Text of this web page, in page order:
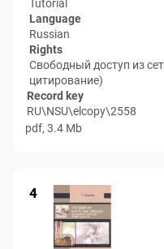
Tutorial
Language
Russian
Rights
Свободный доступ из
цитирование)
Record key
RU\NSU\elcopy\2558
pdf, 3.4 Mb
4